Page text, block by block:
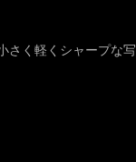
さく軽くシャープな